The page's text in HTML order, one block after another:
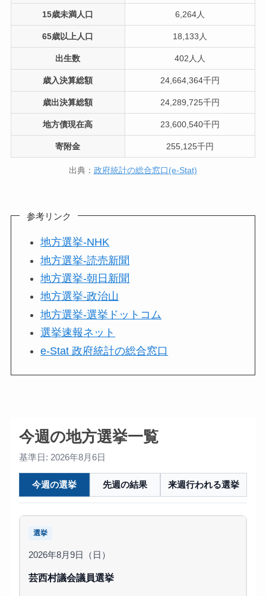
15歳未満人口 6,264人
65歳以上人口 18,133人
出生数 402人人
歳入決算総額 24,664,364千円
歳出決算総額 24,289,725千円
地方債現在高 23,600,540千円
寄附金 255,125千円
出典： 政府統計の総合窓口(e-Stat)
参考リンク
地方選挙-NHK
地方選挙-読売新聞
地方選挙-朝日新聞
地方選挙-政治山
地方選挙-選挙ドットコム
選挙速報ネット
e-Stat 政府統計の総合窓口
今週の地方選挙一覧
基準日: 2026年8月6日
今週の選挙 先週の結果 来週行われる選挙
選挙
2026年8月9日（日）
芸西村議会議員選挙